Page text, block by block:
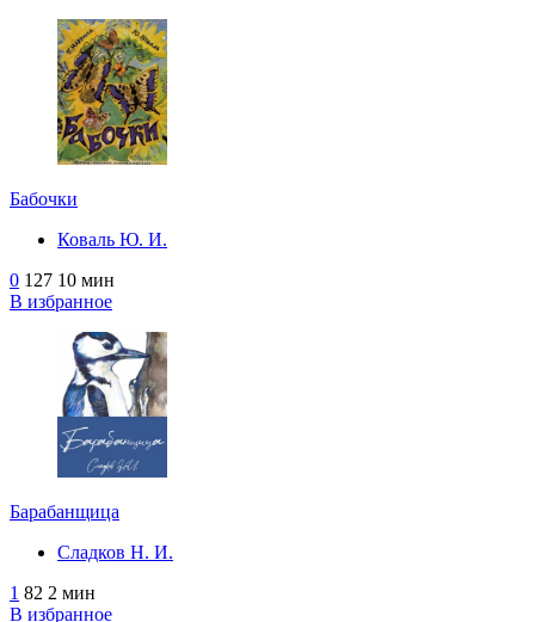
Бабочки
Коваль Ю. И.
0 127 10 мин
В избранное
Барабанщица
Сладков Н. И.
1 82 2 мин
В избранное